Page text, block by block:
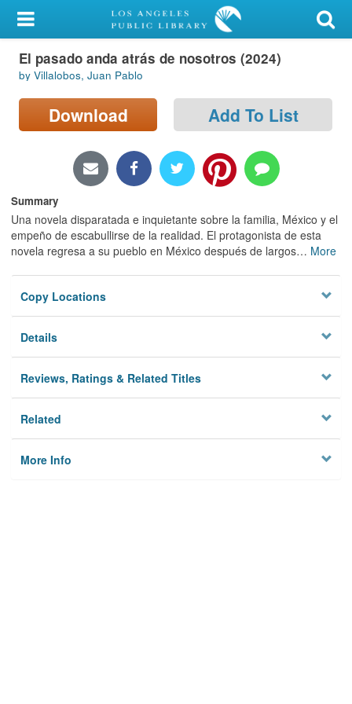
My Account
Library Card
Sign In
Locations/Hours (external
page)
Privacy
El pasado anda atrás de nosotros (2024)
by Villalobos, Juan Pablo
Download Add To List
Summary
Una novela disparatada e inquietante sobre la familia, México y el
empeño de escabullirse de la realidad. El protagonista de esta
novela regresa a su pueblo en México después de largos… More
Copy Locations
Details
Reviews, Ratings & Related Titles
Related
More Info